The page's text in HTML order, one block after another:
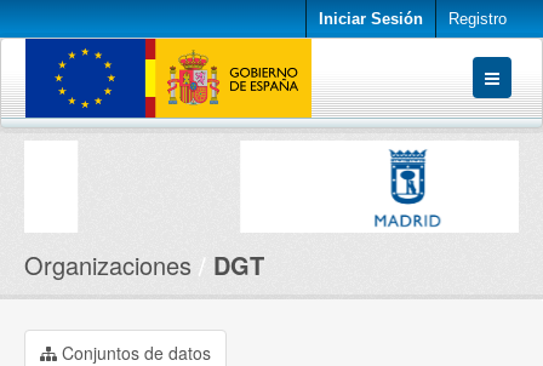
Iniciar Sesión Registro
Conjuntos de datos
Organizaciones DGT
Conjuntos de datos